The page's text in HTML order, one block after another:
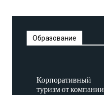
Образование
Корпоративный
туризм от компании